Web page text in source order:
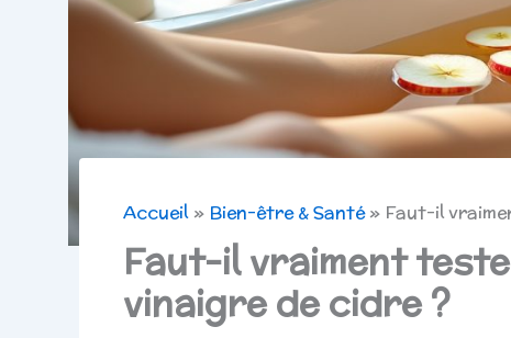
Accueil Bien-être & Santé Faut-il
Faut-il vraiment
vinaigre de cidre ?